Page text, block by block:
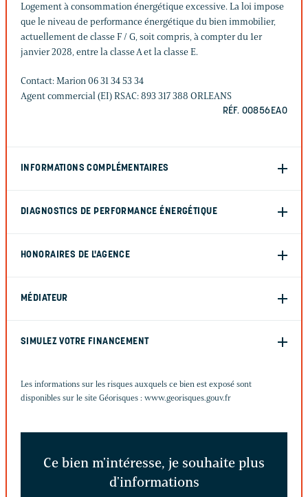
Logement à consommation énergétique excessive. La loi impose
que le niveau de performance énergétique du bien immobilier,
actuellement de classe F / G, soit compris, à compter du 1er
janvier 2028, entre la classe A et la classe E.
Contact: Marion 06 31 34 53 34
Agent commercial (EI) RSAC: 893 317 388 ORLEANS
RÉF. 00856EAO
INFORMATIONS COMPLÉMENTAIRES
DIAGNOSTICS DE PERFORMANCE ÉNERGÉTIQUE
HONORAIRES DE L'AGENCE
MÉDIATEUR
SIMULEZ VOTRE FINANCEMENT
Les informations sur les risques auxquels ce bien est exposé sont
disponibles sur le site Géorisques : www.georisques.gouv.fr
Ce bien m'intéresse, je souhaite plus
d'informations